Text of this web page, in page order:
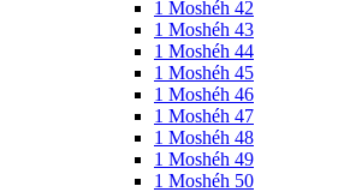
1 Moshéh 42
1 Moshéh 43
1 Moshéh 44
1 Moshéh 45
1 Moshéh 46
1 Moshéh 47
1 Moshéh 48
1 Moshéh 49
1 Moshéh 50